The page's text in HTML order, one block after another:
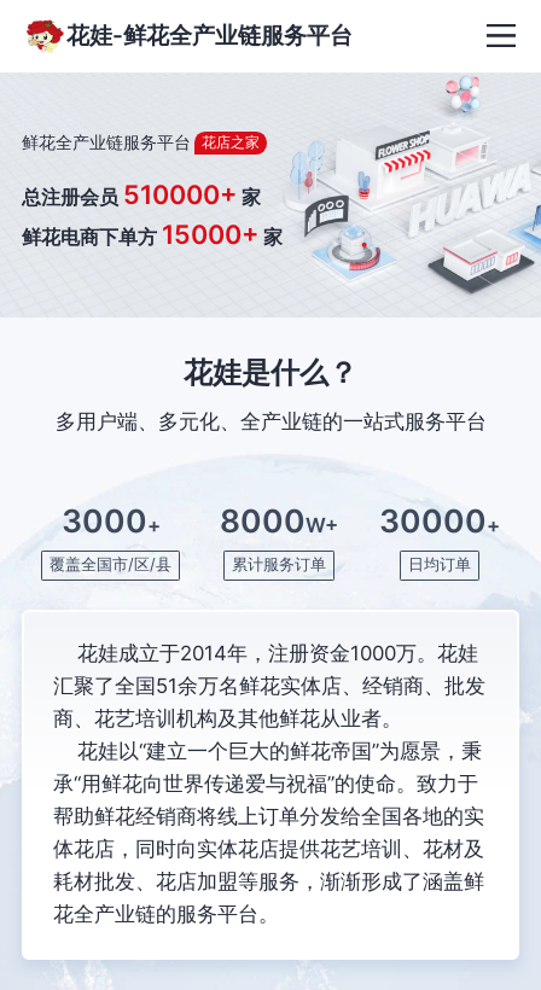
花娃-鲜花全产业链服务平台
鲜花全产业链服务平台 花店之家
总注册会员 510000+ 家
鲜花电商下单方 15000+ 家
花娃是什么？
多用户端、多元化、全产业链的一站式服务平台
3000+
覆盖全国市/区/县
8000W+
累计服务订单
30000+
日均订单
花娃成立于2014年，注册资金1000万。花娃
汇聚了全国51余万名鲜花实体店、经销商、批发
商、花艺培训机构及其他鲜花从业者。
花娃以“建立一个巨大的鲜花帝国”为愿景，秉
承“用鲜花向世界传递爱与祝福”的使命。致力于
帮助鲜花经销商将线上订单分发给全国各地的实
体花店，同时向实体花店提供花艺培训、花材及
耗材批发、花店加盟等服务，渐渐形成了涵盖鲜
花全产业链的服务平台。